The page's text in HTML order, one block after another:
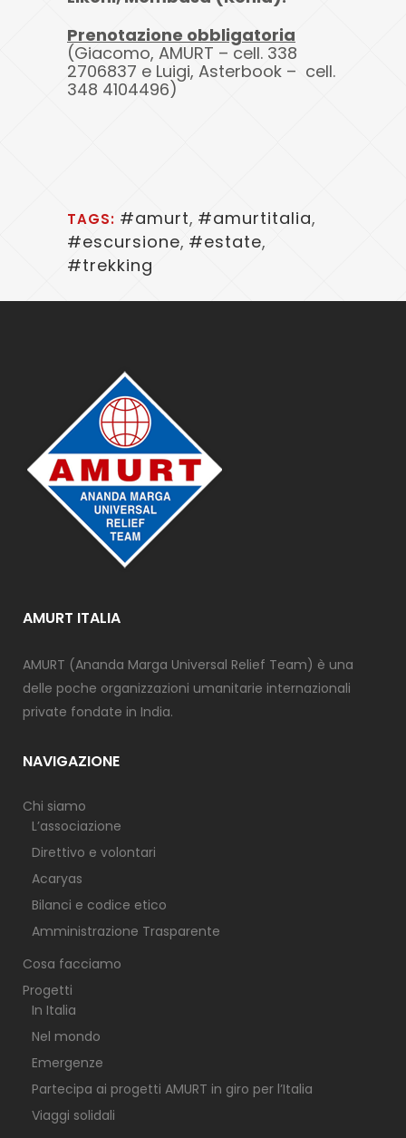
Prenotazione obbligatoria
(Giacomo, AMURT – cell. 338
2706837 e Luigi, Asterbook – cell.
348 4104496)
TAGS: #amurt, #amurtitalia,
#escursione, #estate,
#trekking
AMURT ITALIA
AMURT (Ananda Marga Universal Relief Team) è una
delle poche organizzazioni umanitarie internazionali
private fondate in India.
NAVIGAZIONE
Chi siamo
L’associazione
Direttivo e volontari
Acaryas
Bilanci e codice etico
Amministrazione Trasparente
Cosa facciamo
Progetti
In Italia
Nel mondo
Emergenze
Partecipa ai progetti AMURT in giro per l’Italia
Viaggi solidali